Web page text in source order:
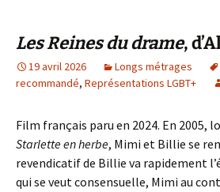
Les Reines du drame,
19 avril 2026 Longs métrages
recommandé, Représentations LGBT+
Film français paru en 2024. En 2005,
Starlette en herbe, Mimi et Billie se
revendicatif de Billie va rapidement
qui se veut consensuelle, Mimi au